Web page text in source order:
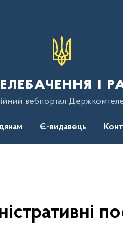
і
вебпортал
Є-видавець